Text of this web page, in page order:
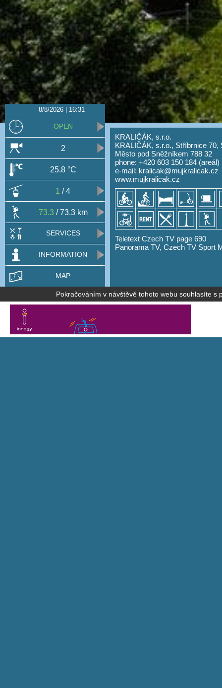
KRALIČÁK, s.r.o.
KRALIČÁK, s.r.o., Stříbrnice 70,
Město pod Sněžníkem 788 32
phone: +420 603 150 184 (areál)
e-mail: kralicak@mujkralicak.cz
www.mujkralicak.cz
Teletext Czech TV page 690
Panorama TV, Czech TV Sport
8/8/2026 | 16:31
OPEN
2
25.8 °C
1 / 4
73.3 / 73.3 km
SERVICES
INFORMATION
MAP
Pokračováním v návštěvě tohoto webu souhlasíte